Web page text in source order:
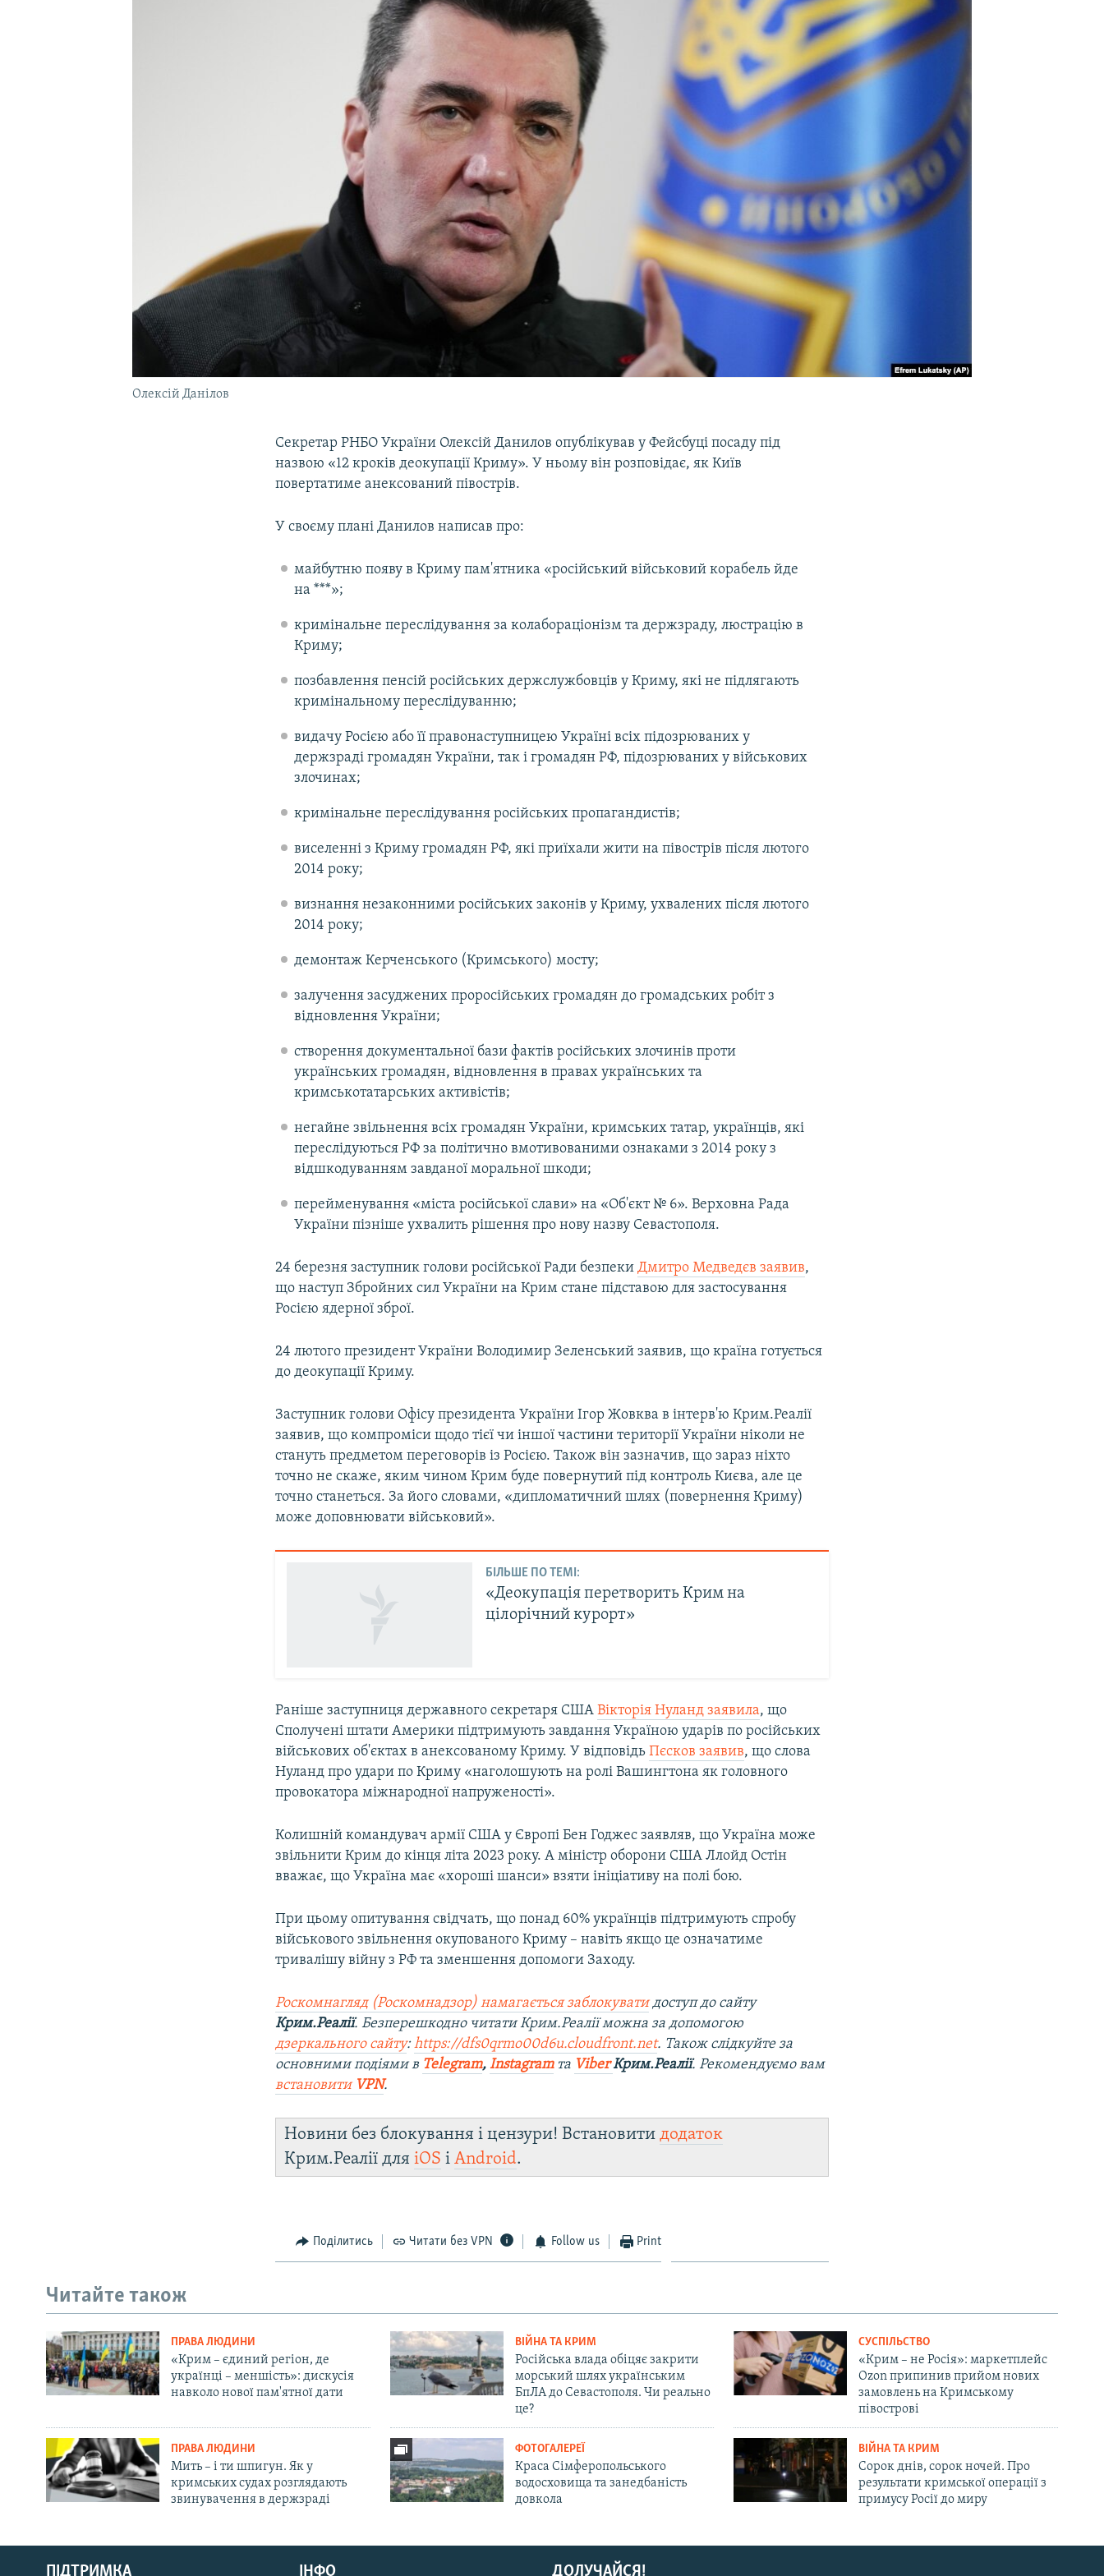
Русский
Qırımtatar
Олексій Данілов
Секретар РНБО України Олексій Данилов опублікував у Фейсбуці посаду під
назвою «12 кроків деокупації Криму». У ньому він розповідає, як Київ
повертатиме анексований півострів.
У своєму плані Данилов написав про:
майбутню появу в Криму пам'ятника «російський військовий корабель йде
на ***»;
кримінальне переслідування за колабораціонізм та держзраду, люстрацію в
Криму;
позбавлення пенсій російських держслужбовців у Криму, які не підлягають
кримінальному переслідуванню;
видачу Росією або її правонаступницею Україні всіх підозрюваних у
держзраді громадян України, так і громадян РФ, підозрюваних у військових
злочинах;
кримінальне переслідування російських пропагандистів;
виселенні з Криму громадян РФ, які приїхали жити на півострів після лютого
2014 року;
визнання незаконними російських законів у Криму, ухвалених після лютого
2014 року;
демонтаж Керченського (Кримського) мосту;
залучення засуджених проросійських громадян до громадських робіт з
відновлення України;
створення документальної бази фактів російських злочинів проти
українських громадян, відновлення в правах українських та
кримськотатарських активістів;
негайне звільнення всіх громадян України, кримських татар, українців, які
переслідуються РФ за політично вмотивованими ознаками з 2014 року з
відшкодуванням завданої моральної шкоди;
перейменування «міста російської слави» на «Об'єкт № 6». Верховна Рада
України пізніше ухвалить рішення про нову назву Севастополя.
24 березня заступник голови російської Ради безпекиДмитро Медведєв заявив,
що наступ Збройних сил України на Крим стане підставою для застосування
Росією ядерної зброї.
24 лютого президент України Володимир Зеленський заявив, що країна готується
до деокупації Криму.
Заступник голови Офісу президента України Ігор Жовква в інтерв'ю Крим.Реалії
заявив, що компроміси щодо тієї чи іншої частини території України ніколи не
стануть предметом переговорів із Росією. Також він зазначив, що зараз ніхто
точно не скаже, яким чином Крим буде повернутий під контроль Києва, але це
точно станеться. За його словами, «дипломатичний шлях (повернення Криму)
може доповнювати військовий».
БІЛЬШЕ ПО ТЕМІ:
«Деокупація перетворить Крим на
цілорічний курорт»
Раніше заступниця державного секретаря СШАВікторія Нуланд заявила, що
Сполучені штати Америки підтримують завдання Україною ударів по російських
військових об'єктах в анексованому Криму. У відповідьПєсков заявив, що слова
Нуланд про удари по Криму «наголошують на ролі Вашингтона як головного
провокатора міжнародної напруженості».
Колишній командувач армії США у Європі Бен Годжес заявляв, що Україна може
звільнити Крим до кінця літа 2023 року. А міністр оборони США Ллойд Остін
вважає, що Україна має «хороші шанси» взяти ініціативу на полі бою.
При цьому опитування свідчать, що понад 60% українців підтримують спробу
військового звільнення окупованого Криму – навіть якщо це означатиме
тривалішу війну з РФ та зменшення допомоги Заходу.
Роскомнагляд (Роскомнадзор) намагається заблокуватидоступ до сайту
Крим.Реалії. Безперешкодно читати Крим.Реалії можна за допомогою
дзеркального сайту:https://dfs0qrmo00d6u.cloudfront.net. Також слідкуйте за
основними подіями в Telegram,Instagramта ViberКрим.Реалії. Рекомендуємо вам
встановити VPN.
Новини без блокування і цензури! Встановитидодаток
Крим.Реалії дляiOS іAndroid.
Поділитись Читати без VPN Follow us Print
Читайте також
ПРАВА ЛЮДИНИ
«Крим – єдиний регіон, де
українці – меншість»: дискусія
навколо нової пам'ятної дати
ВІЙНА ТА КРИМ
Російська влада обіцяє закрити
морський шлях українським
БпЛА до Севастополя. Чи реально
це?
СУСПІЛЬСТВО
«Крим – не Росія»: маркетплейс
Ozon припинив прийом нових
замовлень на Кримському
півострові
ПРАВА ЛЮДИНИ
Мить – і ти шпигун. Як у
кримських судах розглядають
звинувачення в держзраді
ФОТОГАЛЕРЕЇ
Краса Сімферопольського
водосховища та занедбаність
довкола
ВІЙНА ТА КРИМ
Сорок днів, сорок ночей. Про
результати кримської операції з
примусу Росії до миру
ДОЛУЧАЙСЯ!
ПІДТРИМКА ІНФО